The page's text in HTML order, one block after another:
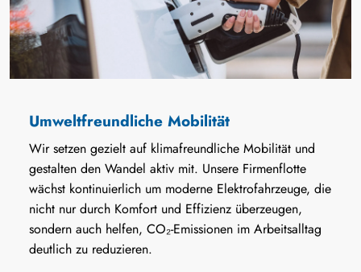
Umweltfreundliche Mobilität
Wir setzen gezielt auf klimafreundliche Mobilität und
gestalten den Wandel aktiv mit. Unsere Firmenflotte
wächst kontinuierlich um moderne Elektrofahrzeuge, die
nicht nur durch Komfort und Effizienz überzeugen,
sondern auch helfen, CO₂-Emissionen im Arbeitsalltag
deutlich zu reduzieren.